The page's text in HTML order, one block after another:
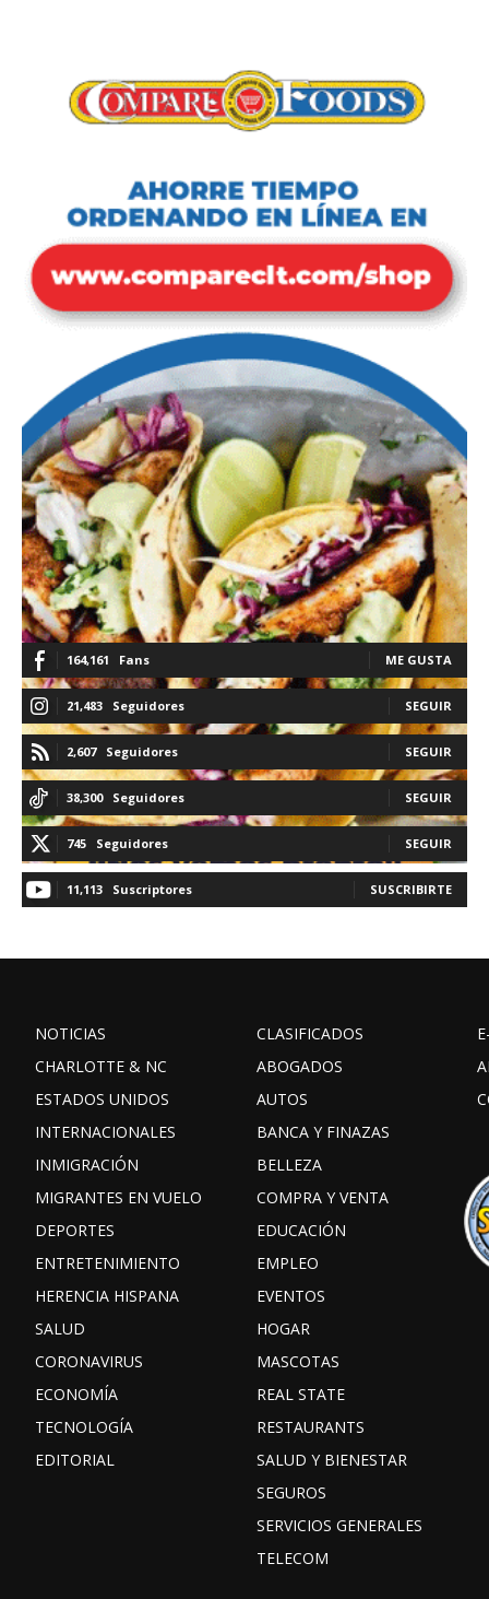
164,161 Fans ME GUSTA
21,483 Seguidores SEGUIR
2,607 Seguidores SEGUIR
38,300 Seguidores SEGUIR
745 Seguidores SEGUIR
11,113 Suscriptores SUSCRIBIRTE
NOTICIAS
CHARLOTTE & NC
ESTADOS UNIDOS
INTERNACIONALES
INMIGRACIÓN
MIGRANTES EN VUELO
DEPORTES
ENTRETENIMIENTO
HERENCIA HISPANA
SALUD
CORONAVIRUS
ECONOMÍA
TECNOLOGÍA
EDITORIAL
CLASIFICADOS
ABOGADOS
AUTOS
BANCA Y FINAZAS
BELLEZA
COMPRA Y VENTA
EDUCACIÓN
EMPLEO
EVENTOS
HOGAR
MASCOTAS
REAL STATE
RESTAURANTS
SALUD Y BIENESTAR
SEGUROS
SERVICIOS GENERALES
TELECOM